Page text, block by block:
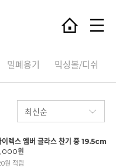
밀폐용기 믹싱볼/디쉬
이렉스 엠버 글라스 찬기 중 19.5cm
원
원 적립